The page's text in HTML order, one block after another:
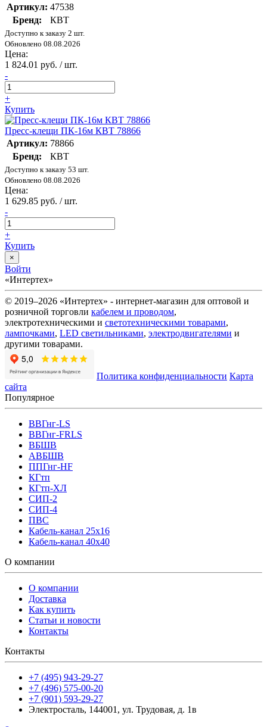
Артикул: 47538
Бренд:
КВТ
Доступно к заказу 2 шт.
Обновлено 08.08.2026
Цена:
1 824.01 руб. / шт.
-
+
Купить
Пресс-клещи ПК-16м КВТ 78866
Артикул: 78866
Бренд:
КВТ
Доступно к заказу 53 шт.
Обновлено 08.08.2026
Цена:
1 629.85 руб. / шт.
-
+
Купить
×
Войти
«Интертех»
© 2019–2026 «Интертех» - интернет-магазин для оптовой и
розничной торговли кабелем и проводом,
электротехническими и светотехническими товарами,
лампочками, LED светильниками, электродвигателями и
другими товарами.
Политика конфиденциальности Карта
сайта
Популярное
ВВГнг-LS
ВВГнг-FRLS
ВБШВ
АВБШВ
ППГнг-HF
КГтп
КГтп-ХЛ
СИП-2
СИП-4
ПВС
Кабель-канал 25х16
Кабель-канал 40х40
О компании
О компании
Доставка
Как купить
Статьи и новости
Контакты
Контакты
+7 (495) 943-29-27
+7 (496) 575-00-20
+7 (901) 593-29-27
Электросталь, 144001, ул. Трудовая, д. 1в